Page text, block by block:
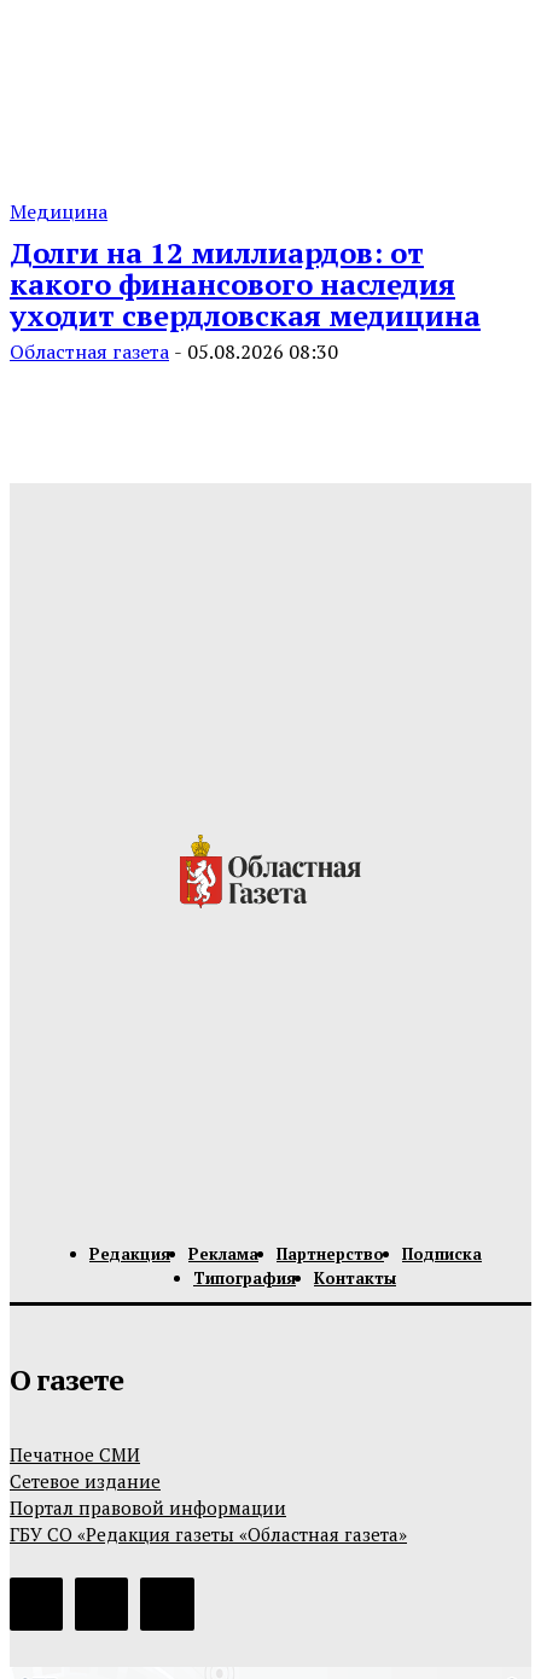
Медицина
Долги на 12 миллиардов: от
какого финансового наследия
уходит свердловская медицина
Областная газета - 05.08.2026 08:30
Редакция Реклама Партнерство
Подписка
Типография
Контакты
О газете
Печатное СМИ
Сетевое издание
Портал правовой информации
ГБУ СО «Редакция газеты «Областная газета»